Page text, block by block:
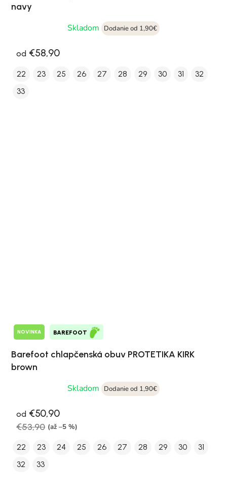
navy
Skladom
Dodanie od 1,90€
od €58,90
22 23 25 26 27 28 29 30 31
32
33
NOVINKA BAREFOOT
Barefoot chlapčenská obuv PROTETIKA KIRK
brown
Skladom
Dodanie od 1,90€
od €50,90
€53,90 (až –5 %)
22 23 24 25 26 27 28 29 30
31
32
33